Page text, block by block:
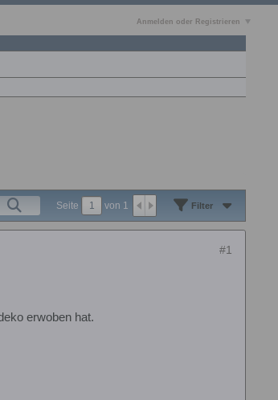
Anmelden oder Registrieren
Seite von 1 Filter
#1
erwoben hat.